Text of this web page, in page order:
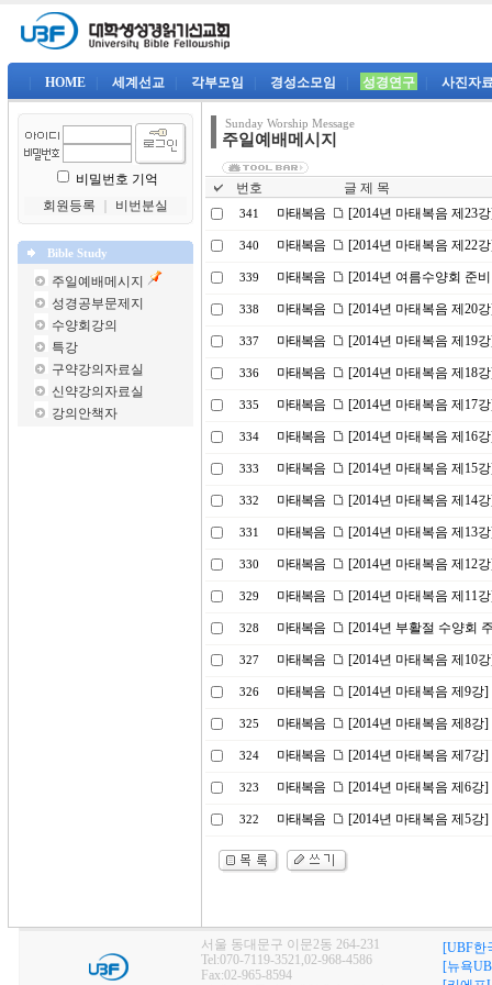
HOME 세계선교 각부모임 경성소모임 성경연구 사진자
비밀번호 기억
회원등록
비번분실
Bible Study
주일예배메시지
성경공부문제지
수양회강의
특강
구약강의자료실
신약강의자료실
강의안책자
Sunday Worship Message
주일예배메시지
번호 글 제 목
341 마태복음 [2014년 마태복음 제23
340 마태복음 [2014년 마태복음 제22
339 마태복음 [2014년 여름수양회 준
338 마태복음 [2014년 마태복음 제20
337 마태복음 [2014년 마태복음 제19
336 마태복음 [2014년 마태복음 제18
335 마태복음 [2014년 마태복음 제17
334 마태복음 [2014년 마태복음 제16
333 마태복음 [2014년 마태복음 제15
332 마태복음 [2014년 마태복음 제14
331 마태복음 [2014년 마태복음 제13
330 마태복음 [2014년 마태복음 제12
329 마태복음 [2014년 마태복음 제11
328 마태복음 [2014년 부활절 수양회
327 마태복음 [2014년 마태복음 제10
326 마태복음 [2014년 마태복음 제9
325 마태복음 [2014년 마태복음 제8
324 마태복음 [2014년 마태복음 제7강
323 마태복음 [2014년 마태복음 제6강
322 마태복음 [2014년 마태복음 제5강
서울 동대문구 이문2동 264-231
Tel:070-7119-3521,02-968-4586
Fax:02-965-8594
[UBF한
[뉴욕